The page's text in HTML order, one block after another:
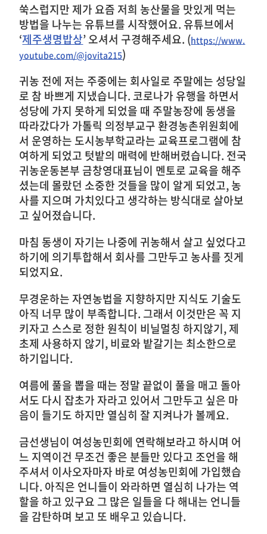
쑥스럽지만 제가 요즘 저희 농산물을 맛있게 먹는
방법을 나누는 유튜브를 시작했어요. 유튜브에서
‘제주생명밥상’ 오셔서 구경해주세요. (https://www.
youtube.com/@jovita215)
귀농 전에 저는 주중에는 회사일로 주말에는 성당일
로 참 바쁘게 지냈습니다. 코로나가 유행을 하면서
성당에 가지 못하게 되었을 때 주말농장에 동생을
따라갔다가 가톨릭 의정부교구 환경농촌위원회에
서 운영하는 도시농부학교라는 교육프로그램에 참
여하게 되었고 텃밭의 매력에 반해버렸습니다. 전국
귀농운동본부 금창영대표님이 멘토로 교육을 해주
셨는데 몰랐던 소중한 것들을 많이 알게 되었고, 농
사를 지으며 가치있다고 생각하는 방식대로 살아보
고 싶어졌습니다.
마침 동생이 자기는 나중에 귀농해서 살고 싶었다고
하기에 의기투합해서 회사를 그만두고 농사를 짓게
되었지요.
무경운하는 자연농법을 지향하지만 지식도 기술도
아직 너무 많이 부족합니다. 그래서 이것만은 꼭 지
키자고 스스로 정한 원칙이 비닐멀칭 하지않기, 제
초제 사용하지 않기, 비료와 밭갈기는 최소한으로
하기입니다.
여름에 풀을 뽑을 때는 정말 끝없이 풀을 매고 돌아
서도 다시 잡초가 자라고 있어서 그만두고 싶은 마
음이 들기도 하지만 열심히 잘 지켜나가 볼께요.
금선생님이 여성농민회에 연락해보라고 하시며 어
느 지역이건 무조건 좋은 분들만 있다고 조언을 해
주셔서 이사오자마자 바로 여성농민회에 가입했습
니다. 아직은 언니들이 와라하면 열심히 나가는 역
할을 하고 있구요 그 많은 일들을 다 해내는 언니들
을 감탄하며 보고 또 배우고 있습니다.